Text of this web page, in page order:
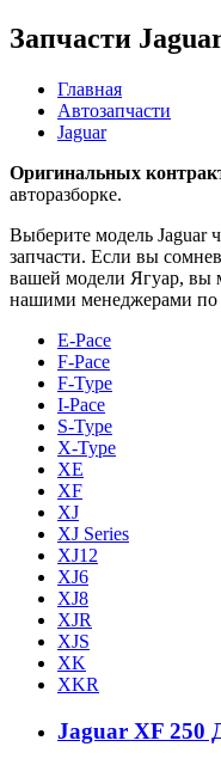
Запчасти
Главная
Автозапчасти
Jaguar
Оригинальных
авторазборке.
Выберите модель Jaguar
запчасти. Если вы
вашей модели Ягуар, вы
нашими менеджерами по
E-Pace
F-Pace
F-Type
I-Pace
S-Type
X-Type
XE
XF
XJ
XJ Series
XJ12
XJ6
XJ8
XJR
XJS
XK
XKR
Jaguar XF 250